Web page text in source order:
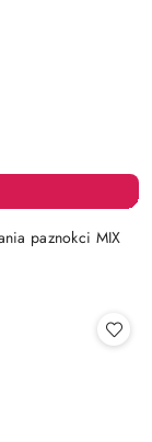
paznokci MIX